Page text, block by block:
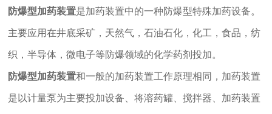
防爆型加药装置是加药装置中的一种防爆型特殊加药设备。
主要应用在井底采矿，天然气，石油石化，化工，食品，纺
织，半导体，微电子等防爆领域的化学药剂投加。
防爆型加药装置和一般的加药装置工作原理相同， 加药装置
是以计量泵为主要投加设备、将溶药罐、搅拌器、加药装置